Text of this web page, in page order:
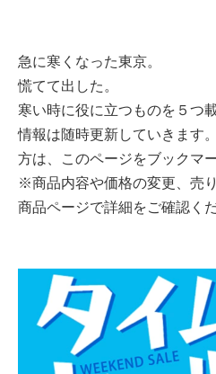
急に寒くなった東京。
慌てて出した。
寒い時に役に立つものを５つ
情報は随時更新していきます
方は、このページをブックマ
※商品内容や価格の変更、売
商品ページで詳細をご確認くだ